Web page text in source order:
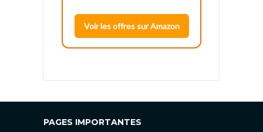
Voir les offres sur Amazon
PAGES IMPORTANTES